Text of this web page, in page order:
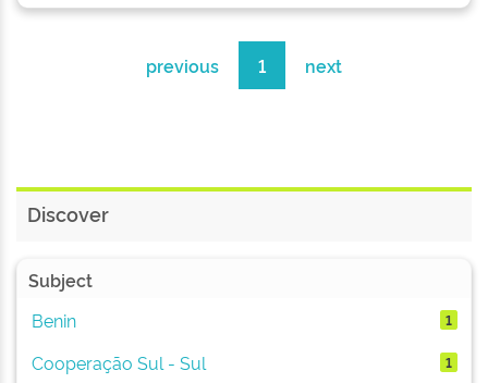
previous 1 next
Discover
Subject
Benin
1
Cooperação Sul - Sul 1